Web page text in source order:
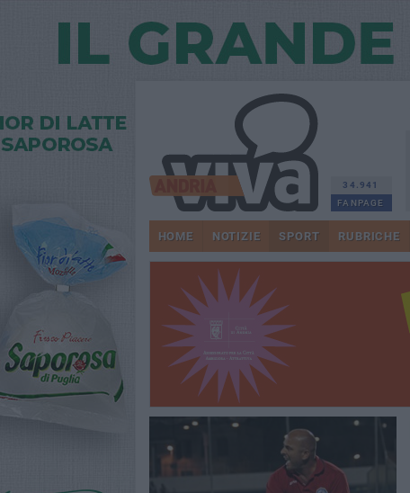
34.941
FANPAGE
HOME NOTIZIE SPORT RUBRICHE